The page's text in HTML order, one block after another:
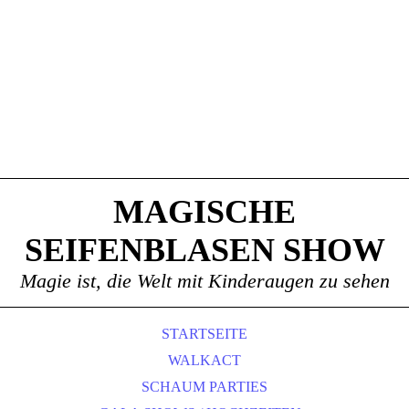
MAGISCHE
SEIFENBLASEN SHOW
Magie ist, die Welt mit Kinderaugen zu sehen
STARTSEITE
WALKACT
SCHAUM PARTIES